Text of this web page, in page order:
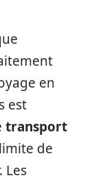
en
est
transport
de
Les